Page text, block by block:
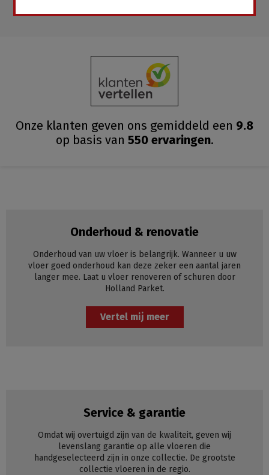
Onze klanten geven ons gemiddeld een 9.8
op basis van 550ervaringen.
Onderhoud & renovatie
Onderhoud van uw vloer is belangrijk. Wanneer u uw
vloer goed onderhoud kan deze zeker een aantal jaren
langer mee. Laat u vloer renoveren of schuren door
Holland Parket.
Vertel mij meer
Service & garantie
Omdat wij overtuigd zijn van de kwaliteit, geven wij
levenslang garantie op alle vloeren die
handgeselecteerd zijn in onze collectie. De grootste
collectie vloeren in de regio.